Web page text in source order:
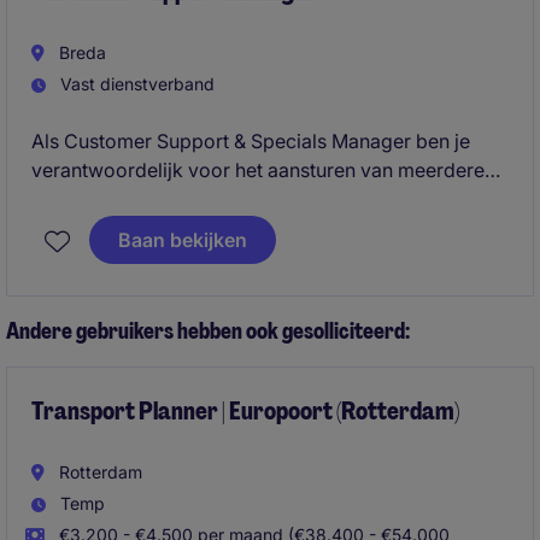
Breda
Vast dienstverband
Als Customer Support & Specials Manager ben je
verantwoordelijk voor het aansturen van meerdere
maatwerkprojecten. Je speelt een sleutelrol in het
bewaken van operationele prestaties, het verbeteren
stakeholders.
Baan bekijken
Andere gebruikers hebben ook gesolliciteerd:
Transport Planner | Europoort (Rotterdam)
Rotterdam
Temp
€3.200 - €4.500 per maand (€38.400 - €54.000